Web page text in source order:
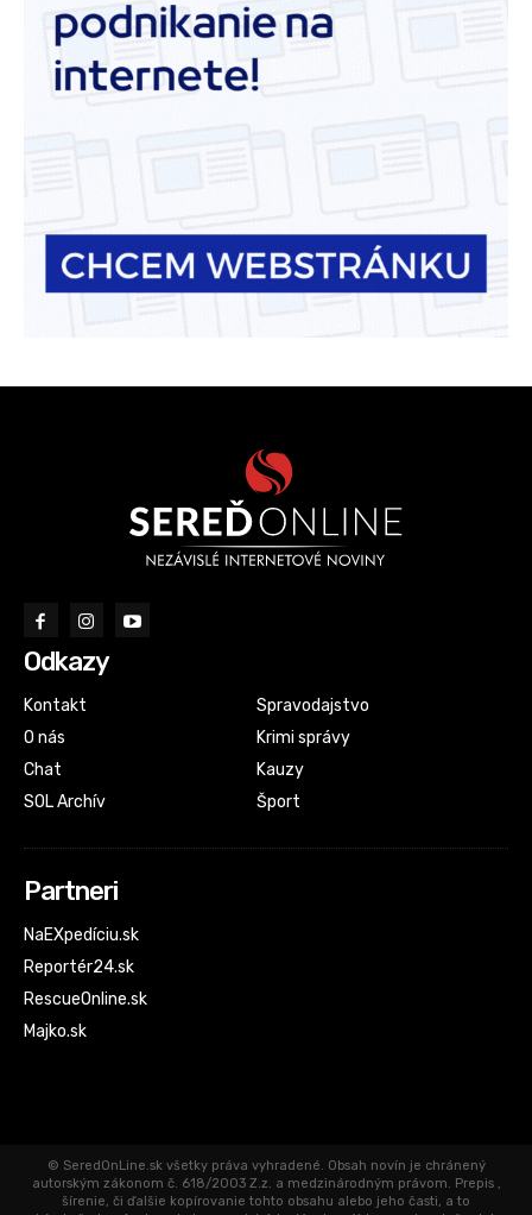
Odkazy
Kontakt
O nás
Chat
SOL Archív
Spravodajstvo
Krimi správy
Kauzy
Šport
Partneri
NaEXpedíciu.sk
Reportér24.sk
RescueOnline.sk
Majko.sk
© SeredOnLine.sk všetky práva vyhradené. Obsah novín je chránený
autorským zákonom č. 618/2003 Z.z. a medzinárodným právom. Prepis ,
šírenie, či ďalšie kopírovanie tohto obsahu alebo jeho časti, a to